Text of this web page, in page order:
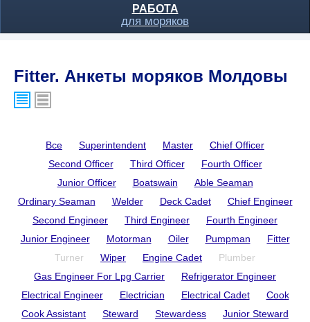
РАБОТА
для моряков
Fitter. Анкеты моряков Молдовы
Все Superintendent Master
Chief Officer
Second Officer
Third Officer
Fourth Officer
Junior Officer
Boatswain
Able Seaman
Ordinary Seaman
Welder Deck Cadet
Chief Engineer
Second Engineer
Third Engineer
Fourth Engineer
Junior Engineer
Motorman Oiler Pumpman
Fitter
Turner
Wiper Engine Cadet
Plumber
Gas Engineer For Lpg Carrier
Refrigerator Engineer
Electrical Engineer
Electrician Electrical Cadet
Cook
Cook Assistant
Steward Stewardess
Junior Steward